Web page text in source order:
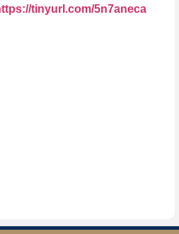
tinyurl.com/5n7aneca